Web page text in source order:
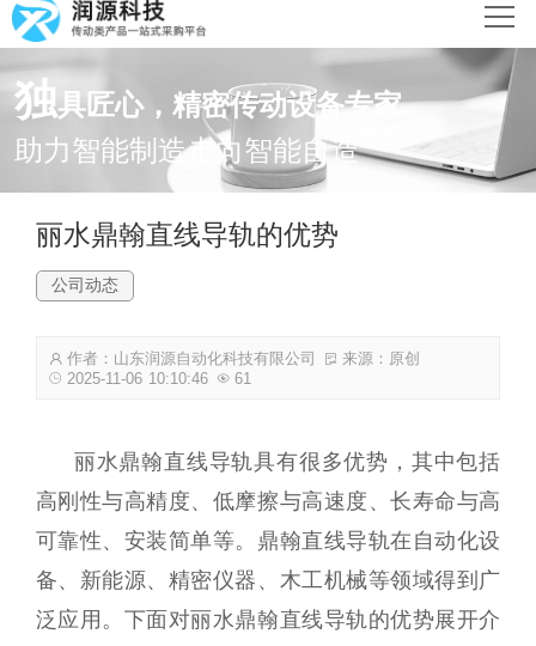
网站首页
产品中心
解决方案
关于润源
联系我们
独具匠心，精密传动设备专家
助力智能制造走向智能自造
丽水鼎翰直线导轨的优势
公司动态
作者：山东润源自动化科技有限公司
来源：原创
2025-11-06 10:10:46
61
丽水鼎翰直线导轨具有很多优势，其中包括
高刚性与高精度、低摩擦与高速度、长寿命与高
可靠性、安装简单等。鼎翰直线导轨在自动化设
备、新能源、精密仪器、木工机械等领域得到广
泛应用。下面对丽水鼎翰直线导轨的优势展开介